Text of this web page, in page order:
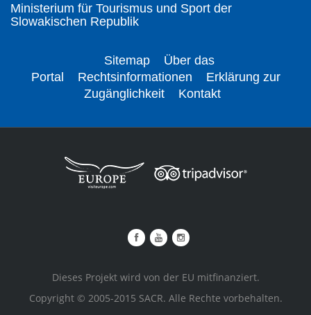
Ministerium für Tourismus und Sport der
Slowakischen Republik
Sitemap
Über das
Portal
Rechtsinformationen
Erklärung zur
Zugänglichkeit
Kontakt
Dieses Projekt wird von der EU mitfinanziert.
Copyright © 2005-2015 SACR. Alle Rechte vorbehalten.